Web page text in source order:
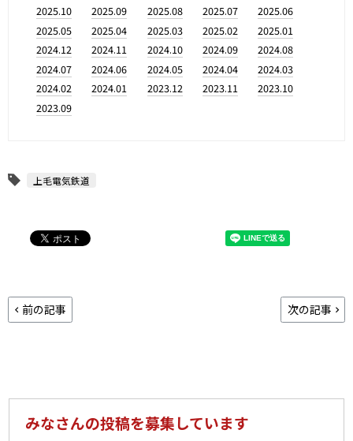
2025.10
2025.09 2025.08 2025.07
2025.06
2025.05
2025.04 2025.03 2025.02
2025.01
2024.12
2024.11 2024.10 2024.09
2024.08
2024.07
2024.06 2024.05 2024.04
2024.03
2024.02
2024.01 2023.12 2023.11
2023.10
2023.09
上毛電気鉄道
前の記事 次の記事
みなさんの投稿を募集しています